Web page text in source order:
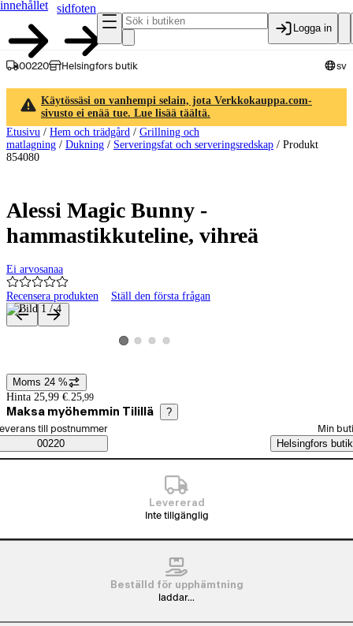
innehållet
sidfoten
Logga in
00220 Helsingfors butik sv
Käytössäsi on vanhempi selain, jota Verkkokauppa.com-
sivusto ei enää tue. Lue lisää täältä.
Etusivu / Hem och trädgård / Grillning och
matlagning / Dukning / Serveringsfat och serveringsredskap / Produkt
854080
Alessi Magic Bunny -
hammastikkuteline, vihreä
Ei arvosanaa
Recensera produkten Ställ den första frågan
Produktbilder och videor
Visa produktbild 1
Visa produktbild 2
Visa produktbild 3
Visa produktbild 4
Prisinformation
Moms 24 %
Hinta 25,99 €. 25,99
Maksa myöhemmin Tilillä ?
Saatavuustiedot
beställningssätt
till postnummer
00220
Min
Helsingfors butik
Levererad
Inte tillgänglig
Beställd för upphämtning
laddar...